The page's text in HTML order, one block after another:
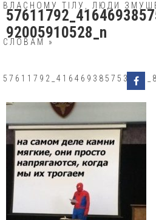
ВЛАСНОМУ ТІЛУ, ЛЮДИ
СЛОВАМ »
92005910528_n